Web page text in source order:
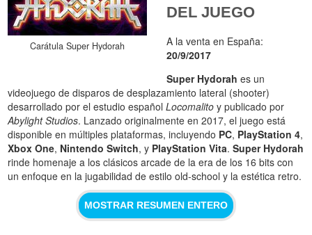
Carátula Super Hydorah
DEL JUEGO
A la venta en España:
20/9/2017
Super Hydorah es un
videojuego de disparos de desplazamiento lateral (shooter)
desarrollado por el estudio españolLocomalito y publicado por
Abylight Studios. Lanzado originalmente en 2017, el juego está
disponible en múltiples plataformas, incluyendo PC, PlayStation 4,
Xbox One, Nintendo Switch, y PlayStation Vita.Super Hydorah
rinde homenaje a los clásicos arcade de la era de los 16 bits con
un enfoque en la jugabilidad de estilo old-school y la estética retro.
MOSTRAR RESUMEN ENTERO